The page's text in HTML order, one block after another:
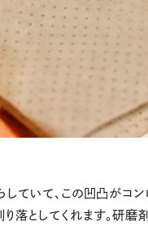
ていて、この凹凸がコン
落としてくれます。研磨